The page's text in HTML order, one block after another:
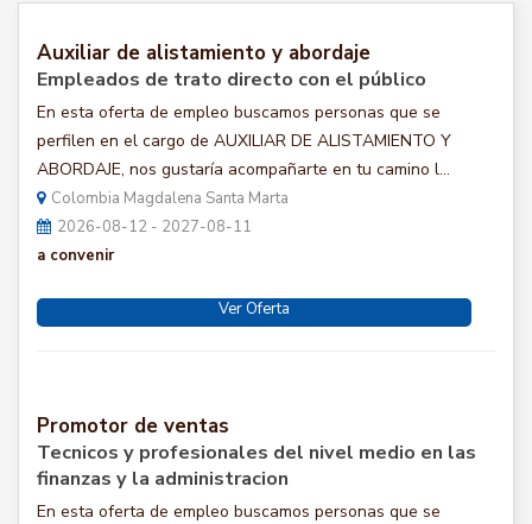
Auxiliar de alistamiento y abordaje
Empleados de trato directo con el público
En esta oferta de empleo buscamos personas que se
perfilen en el cargo de AUXILIAR DE ALISTAMIENTO Y
ABORDAJE, nos gustaría acompañarte en tu camino l...
Colombia Magdalena Santa Marta
2026-08-12 - 2027-08-11
a convenir
Ver Oferta
Promotor de ventas
Tecnicos y profesionales del nivel medio en las
finanzas y la administracion
En esta oferta de empleo buscamos personas que se